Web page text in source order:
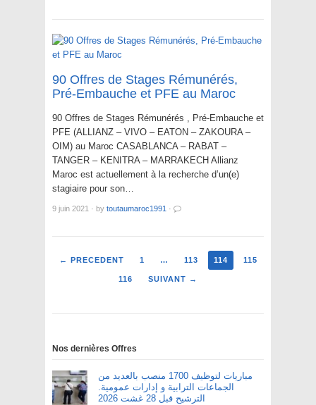
90 Offres de Stages Rémunérés,
Pré-Embauche et PFE au Maroc
90 Offres de Stages Rémunérés , Pré-Embauche et
PFE (ALLIANZ – VIVO – EATON – ZAKOURA –
OIM) au Maroc CASABLANCA – RABAT –
TANGER – KENITRA – MARRAKECH Allianz
Maroc est actuellement à la recherche d’un(e)
stagiaire pour son…
9 juin 2021 · by toutaumaroc1991 ·
← PRECEDENT 1 … 113 114 115
116 SUIVANT →
Nos dernières Offres
مباريات لتوظيف 1700 منصب بالعديد من
الجماعات الترابية و إدارات عمومية.
الترشيح قبل 28 غشت 2026